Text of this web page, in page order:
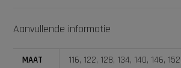
Aanvullende informatie
MAAT 116, 122, 128, 134, 140, 146,